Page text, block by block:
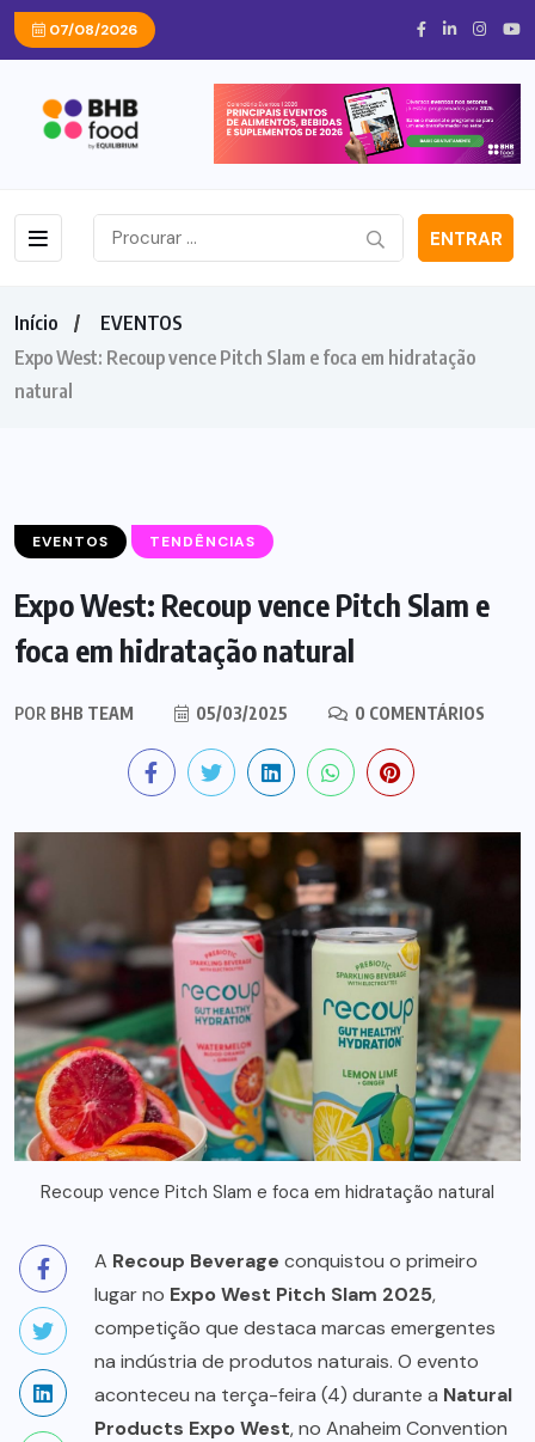
07/08/2026
ENTRAR
Início
EVENTOS
Expo West: Recoup vence Pitch Slam e foca em hidratação
natural
EVENTOS TENDÊNCIAS
Expo West: Recoup vence Pitch Slam e
foca em hidratação natural
POR BHB TEAM 05/03/2025 0 COMENTÁRIOS
Recoup vence Pitch Slam e foca em hidratação natural
A Recoup Beverage conquistou o primeiro
lugar no Expo West Pitch Slam 2025,
competição que destaca marcas emergentes
na indústria de produtos naturais. O evento
aconteceu na terça-feira (4) durante a Natural
Products Expo West, no Anaheim Convention